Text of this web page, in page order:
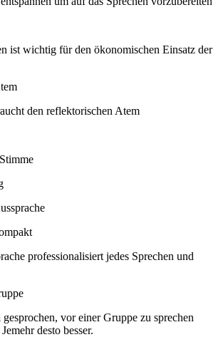
ist wichtig für den ökonomischen Einsatz der
den reflektorischen Atem
professionalisiert jedes Sprechen und
vor einer Gruppe zu sprechen
desto besser.